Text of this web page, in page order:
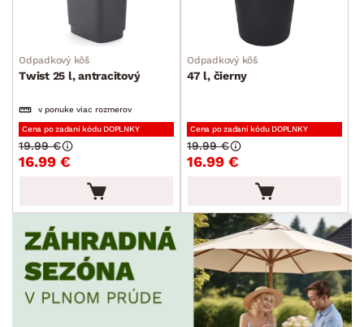
Odpadkový kôš
Twist 25 l, antracitový
v ponuke viac rozmerov
Cena po zadaní kódu DOPLNKY
16.99 €
19.99 €
Odpadkový kôš
47 l, čierny
Cena po zadaní kódu DOPLNKY
16.99 €
19.99 €